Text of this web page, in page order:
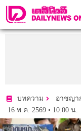
บทความ อาชญา
16 พ.ค. 2569 • 10:00 น.